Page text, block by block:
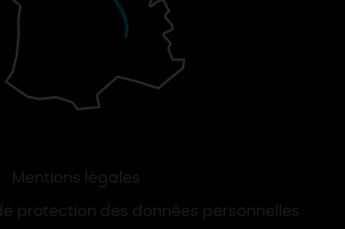
Mentions légales
protection des données personnelles